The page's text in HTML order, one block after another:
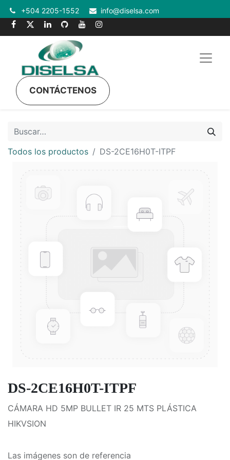
+504 2205-1552 info@diselsa.com
CONTÁCTENOS
Todos los productos DS-2CE16H0T-ITPF
DS-2CE16H0T-ITPF
CÁMARA HD 5MP BULLET IR 25 MTS PLÁSTICA
HIKVSION
Las imágenes son de referencia